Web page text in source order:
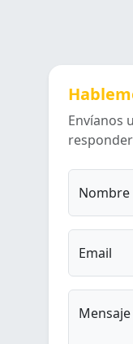
Envíanos
Nombre
Email
Mensaje